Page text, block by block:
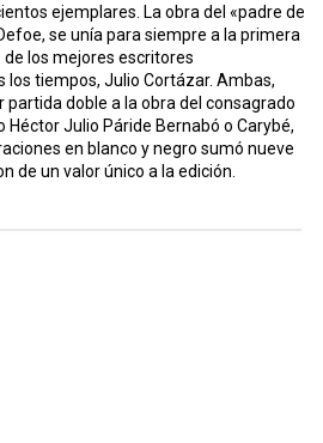
ejemplares. La obra del «padre de
se unía para siempre a la primera
los mejores escritores
tiempos, Julio Cortázar. Ambas,
doble a la obra del consagrado
Julio Páride Bernabó o Carybé,
en blanco y negro sumó nueve
de un valor único a la edición.